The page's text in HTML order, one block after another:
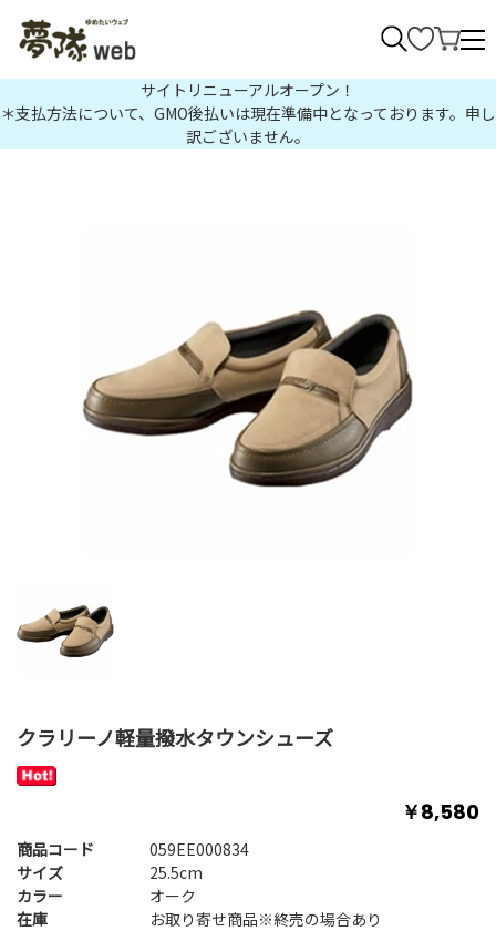
サイトリニューアルオープン！
＊支払方法について、GMO後払いは現在準備中となっております。申し
訳ございません。
クラリーノ軽量撥水タウンシューズ
￥8,580
商品コード
059EE000834
サイズ
25.5cm
カラー
オーク
在庫
お取り寄せ商品※終売の場合あり